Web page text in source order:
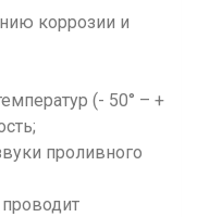
коррозии и
(- 50° – +
проливного